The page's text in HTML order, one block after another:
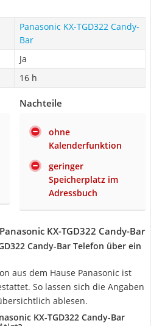
Panasonic KX-TGD322 Candy-
Bar
Ja
16 h
Nachteile
ohne
Kalenderfunktion
geringer
Speicherplatz im
Adressbuch
KX-TGD322 Candy-Bar
Candy-Bar Telefon über ein
aus dem Hause Panasonic ist
So lassen sich die Angaben
ablesen.
KX-TGD322 Candy-Bar